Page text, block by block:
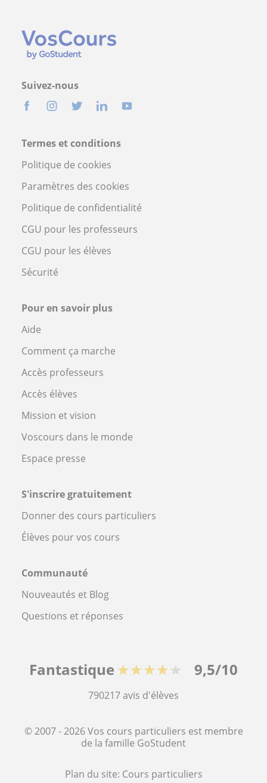
Suivez-nous
Termes et conditions
Politique de cookies
Paramètres des cookies
Politique de confidentialité
CGU pour les professeurs
CGU pour les élèves
Sécurité
Pour en savoir plus
Aide
Comment ça marche
Accès professeurs
Accès élèves
Mission et vision
Voscours dans le monde
Espace presse
S'inscrire gratuitement
Donner des cours particuliers
Élèves pour vos cours
Communauté
Nouveautés et Blog
Questions et réponses
Fantastique ★★★★★ 9,5/10
790217avis d'élèves
© 2007 - 2026 Vos cours particuliers est membre
de la famille GoStudent
Plan du site: Cours particuliers